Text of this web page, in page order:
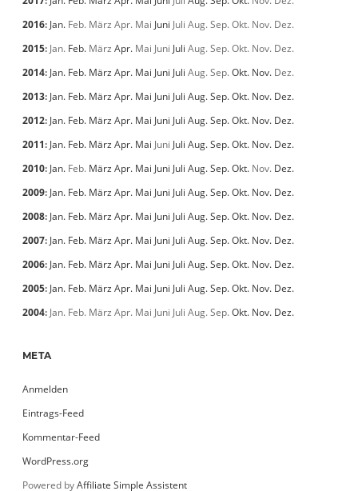
2016: Jan. Feb. März Apr. Mai Juni Juli Aug.Sep.Okt. Nov. Dez.
2015: Jan. Feb. März Apr. Mai Juni Juli Aug.Sep.Okt. Nov. Dez.
2014: Jan. Feb. März Apr. Mai Juni Juli Aug.Sep.Okt. Nov. Dez.
2013: Jan. Feb. März Apr. Mai Juni Juli Aug.Sep.Okt. Nov. Dez.
2012: Jan. Feb. März Apr. Mai Juni Juli Aug.Sep.Okt. Nov. Dez.
2011: Jan. Feb. März Apr. Mai Juni Juli Aug.Sep.Okt. Nov. Dez.
2010: Jan. Feb. März Apr. Mai Juni Juli Aug.Sep.Okt. Nov. Dez.
2009: Jan. Feb. März Apr. Mai Juni Juli Aug.Sep.Okt. Nov. Dez.
2008: Jan. Feb. März Apr. Mai Juni Juli Aug.Sep.Okt. Nov. Dez.
2007: Jan. Feb. März Apr. Mai Juni Juli Aug.Sep.Okt. Nov. Dez.
2006: Jan. Feb. März Apr. Mai Juni Juli Aug.Sep.Okt. Nov. Dez.
2005: Jan. Feb. März Apr. Mai Juni Juli Aug.Sep.Okt. Nov. Dez.
2004: Jan. Feb. März Apr. Mai Juni Juli Aug.Sep.Okt. Nov. Dez.
META
Anmelden
Eintrags-Feed
Kommentar-Feed
WordPress.org
Powered byAffiliate Simple Assistent